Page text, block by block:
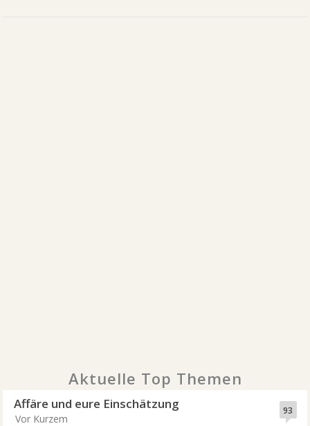
Aktuelle Top Themen
93
Affäre und eure Einschätzung
Vor Kurzem